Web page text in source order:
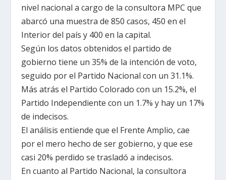
nivel nacional a cargo de la consultora MPCque
abarcó una muestra de 850 casos, 450 en el
Interior del país y 400 en la capital.
Según los datos obtenidos el partido de
gobierno tiene un 35% de la intención de voto,
seguido por el Partido Nacional con un 31.1%.
Más atrás el Partido Colorado con un 15.2%, el
Partido Independiente con un 1.7% y hay un 17%
de indecisos.
El análisis entiende que el Frente Amplio, cae
por el mero hecho de ser gobierno, y que ese
casi 20% perdido se trasladó a indecisos.
En cuanto al Partido Nacional, la consultora